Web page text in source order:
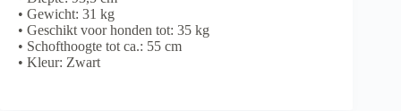
• Gewicht: 31 kg
• Geschikt voor honden tot: 35 kg
• Schofthoogte tot ca.: 55 cm
• Kleur: Zwart